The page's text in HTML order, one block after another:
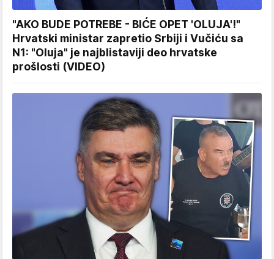
"AKO BUDE POTREBE - BIĆE OPET 'OLUJA'!"
Hrvatski ministar zapretio Srbiji i Vučiću sa
N1: "Oluja" je najblistaviji deo hrvatske
prošlosti (VIDEO)